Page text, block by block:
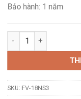
Bảo hành: 1 năm
Quạt hút Cabinet 2
SKU: FV-18NS3